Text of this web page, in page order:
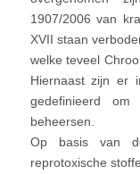
1907/2006 van
XVII staan
welke teveel
Hiernaast zijn er
gedefinieerd
beheersen.
Op basis van
reprotoxische